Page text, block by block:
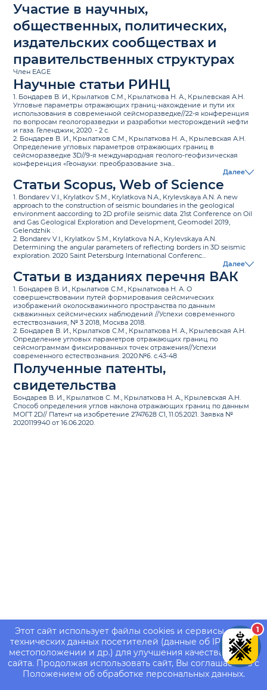
Этот сайт использует файлы cookies и сервисы сбора
технических данных посетителей (данные об IP-адресе,
местоположении и др.) для улучшения качества работы
сайта. Продолжая использовать сайт, Вы соглашаетесь с
Положением об обработке персональных данных.
Участие в научных,
общественных, политических,
издательских сообществах и
правительственных структурах
Член EAGE
Научные статьи РИНЦ
1. Бондарев В. И., Крылатков С.М., Крылаткова Н. А., Крылевская А.Н.
Угловые параметры отражающих границ-нахождение и пути их
использования в современной сейсморазведке//22-я конференция
по вопросам геологоразведки и разработки месторождений нефти
и газа. Геленджик, 2020. - 2 с.
2. Бондарев В. И., Крылатков С.М., Крылаткова Н. А., Крылевская А.Н.
Определение угловых параметров отражающих границ в
сейсморазведке 3D//9-я международная геолого-геофизическая
конференция «Геонауки: преобразование зна...
Далее
Статьи Scopus, Web of Science
1. Bondarev V.I., Krylatkov S.M., Krylatkova N.A., Krylevskaya A.N. A new
approach to the construction of seismic boundaries in the geological
environment aaccording to 2D profile seismic data. 21st Conference on Oil
and Gas Geological Exploration and Development, Geomodel 2019,
Gelendzhik .
2. Bondarev V.I., Krylatkov S.M., Krylatkova N.A., Krylevskaya A.N.
Determining the angular parameters of reflecting borders in 3D seismic
exploration. 2020 Saint Petersburg International Conferenc...
Далее
Статьи в изданиях перечня ВАК
1. Бондарев В. И., Крылатков С.М., Крылаткова Н. А. О
совершенствовании путей формирования сейсмических
изображений околоскважинного пространства по данным
скважинных сейсмических наблюдений //Успехи современного
естествознания, № 3 2018, Москва 2018.
2. Бондарев В. И., Крылатков С.М., Крылаткова Н. А., Крылевская А.Н.
Определение угловых параметров отражающих границ по
сейсмограммам фиксированных точек отражения//Успехи
современного естествознания. 2020.№6. с.43-48
Полученные патенты,
свидетельства
Бондарев В. И., Крылатков С. М., Крылаткова Н. А., Крылевская А.Н.
Способ определения углов наклона отражающих границ по данным
МОГТ 2D// Патент на изобретение 2747628 C1, 11.05.2021. Заявка №
2020119940 от 16.06.2020.
1